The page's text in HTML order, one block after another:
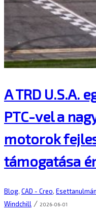
A TRD U.S.A.
PTC-vel a
motorok
támogatása
Blog, CAD - Creo,
Windchill / 2026-06-01